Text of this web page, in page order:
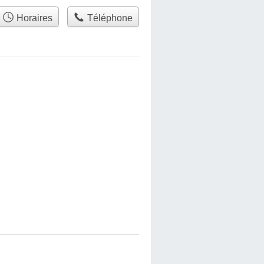
Horaires Téléphone